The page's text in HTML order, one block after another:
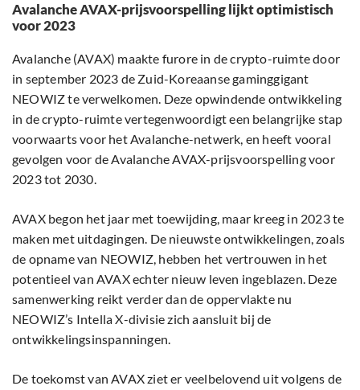
Avalanche AVAX-prijsvoorspelling lijkt optimistisch
voor 2023
Avalanche (AVAX) maakte furore in de crypto-ruimte door
in september 2023 de Zuid-Koreaanse gaminggigant
NEOWIZ te verwelkomen. Deze opwindende ontwikkeling
in de crypto-ruimte vertegenwoordigt een belangrijke stap
voorwaarts voor het Avalanche-netwerk, en heeft vooral
gevolgen voor de Avalanche AVAX-prijsvoorspelling voor
2023 tot 2030.
AVAX begon het jaar met toewijding, maar kreeg in 2023 te
maken met uitdagingen. De nieuwste ontwikkelingen, zoals
de opname van NEOWIZ, hebben het vertrouwen in het
potentieel van AVAX echter nieuw leven ingeblazen. Deze
samenwerking reikt verder dan de oppervlakte nu
NEOWIZ’s Intella X-divisie zich aansluit bij de
ontwikkelingsinspanningen.
De toekomst van AVAX ziet er veelbelovend uit volgens de